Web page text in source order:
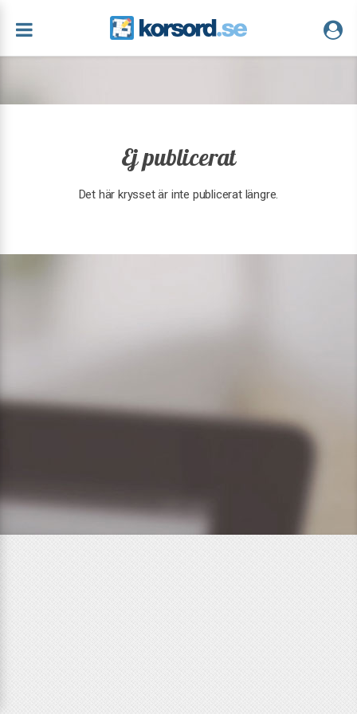
Ej publicerat
Det här krysset är inte publicerat längre.